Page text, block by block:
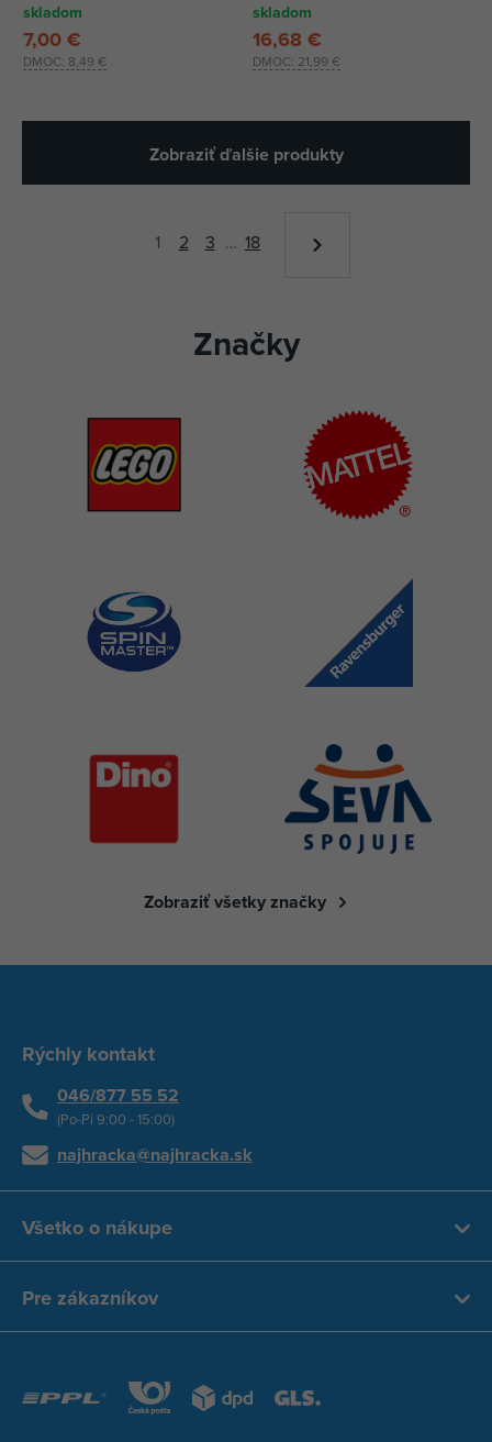
skladom
DMOC: 8,49 €
7,00 €
skladom
DMOC: 21,99 €
16,68 €
Zobraziť ďalšie produkty
1 2 3 … 18
Značky
Zobraziť všetky značky
Rýchly kontakt
046/877 55 52
(Po-Pi 9:00 - 15:00)
najhracka@najhracka.sk
Všetko o nákupe
Pre zákazníkov